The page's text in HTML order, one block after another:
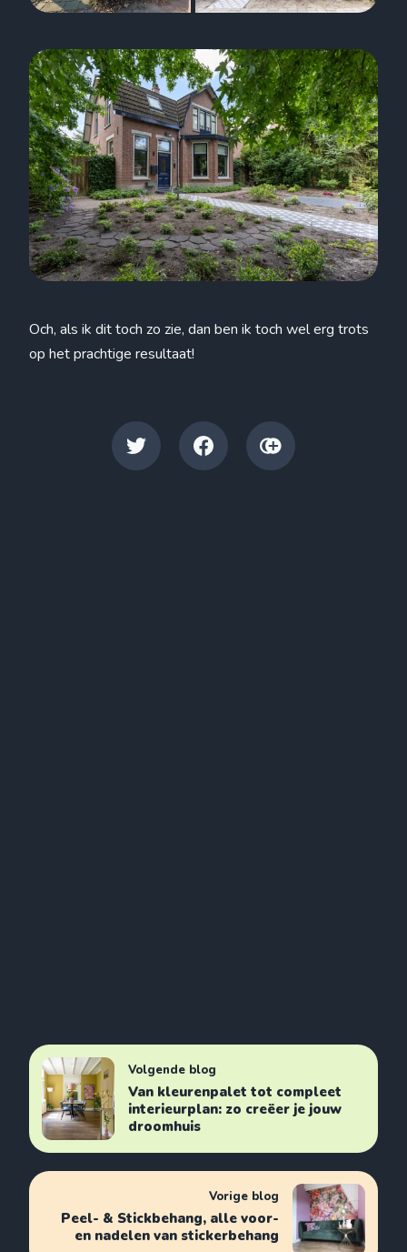
Och, als ik dit toch zo zie, dan ben ik toch wel erg trots
op het prachtige resultaat!
Volgende blog
Van kleurenpalet tot compleet
interieurplan: zo creëer je jouw
droomhuis
Vorige blog
Peel- & Stickbehang, alle voor-
en nadelen van stickerbehang